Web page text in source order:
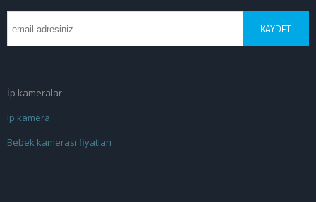
KAYDET
İp kameralar
Ip kamera
Bebek kamerası fiyatları